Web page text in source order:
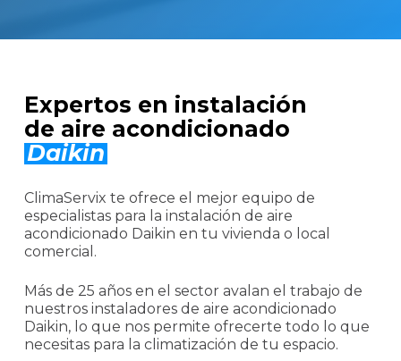
Expertos en instalación
de aire acondicionado
Daikin
ClimaServix te ofrece el mejor equipo de
especialistas para la instalación de aire
acondicionado Daikin en tu vivienda o local
comercial.
Más de 25 años en el sector avalan el trabajo de
nuestros instaladores de aire acondicionado
Daikin, lo que nos permite ofrecerte todo lo que
necesitas para la climatización de tu espacio.